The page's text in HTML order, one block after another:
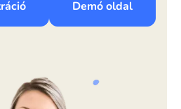
Demó oldal